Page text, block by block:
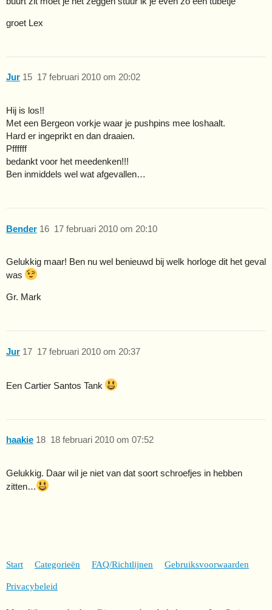
groet Lex
Jur 17 februari 2010 om 20:02
15
Hij is los!!
Met een Bergeon vorkje waar je pushpins mee loshaalt.
Hard er ingeprikt en dan draaien.
Pffffff
bedankt voor het meedenken!!!
Ben inmiddels wel wat afgevallen…
Bender 17 februari 2010 om 20:10
16
Gelukkig maar! Ben nu wel benieuwd bij welk horloge dit het geval
was
Gr. Mark
Jur 17 februari 2010 om 20:37
17
Een Cartier Santos Tank
haakie 18 februari 2010 om 07:52
18
Gelukkig. Daar wil je niet van dat soort schroefjes in hebben
zitten…
Start Categorieën FAQ/Richtlijnen Gebruiksvoorwaarden
Privacybeleid